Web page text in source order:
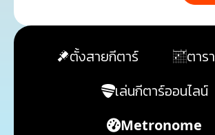
ตั้งสายกีตาร์
ตาร
เล่นกีตาร์ออนไลน์
Metronome